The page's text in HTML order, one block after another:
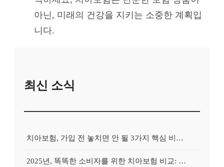
아닌, 미래의 건강을 지키는 소중한 계획입
니다.
최신 소식
치아보험, 가입 전 놓치면 안 될 3가지 핵심 비교 포인트
2025년, 똑똑한 소비자를 위한 치아보험 비교: 숨은 혜택 찾는 방법